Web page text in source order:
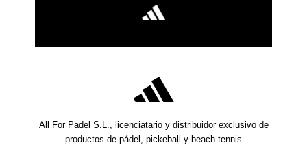
All For Padel S.L., licenciatario y distribuidor exclusivo de
productos de pádel, pickeball y beach tennis